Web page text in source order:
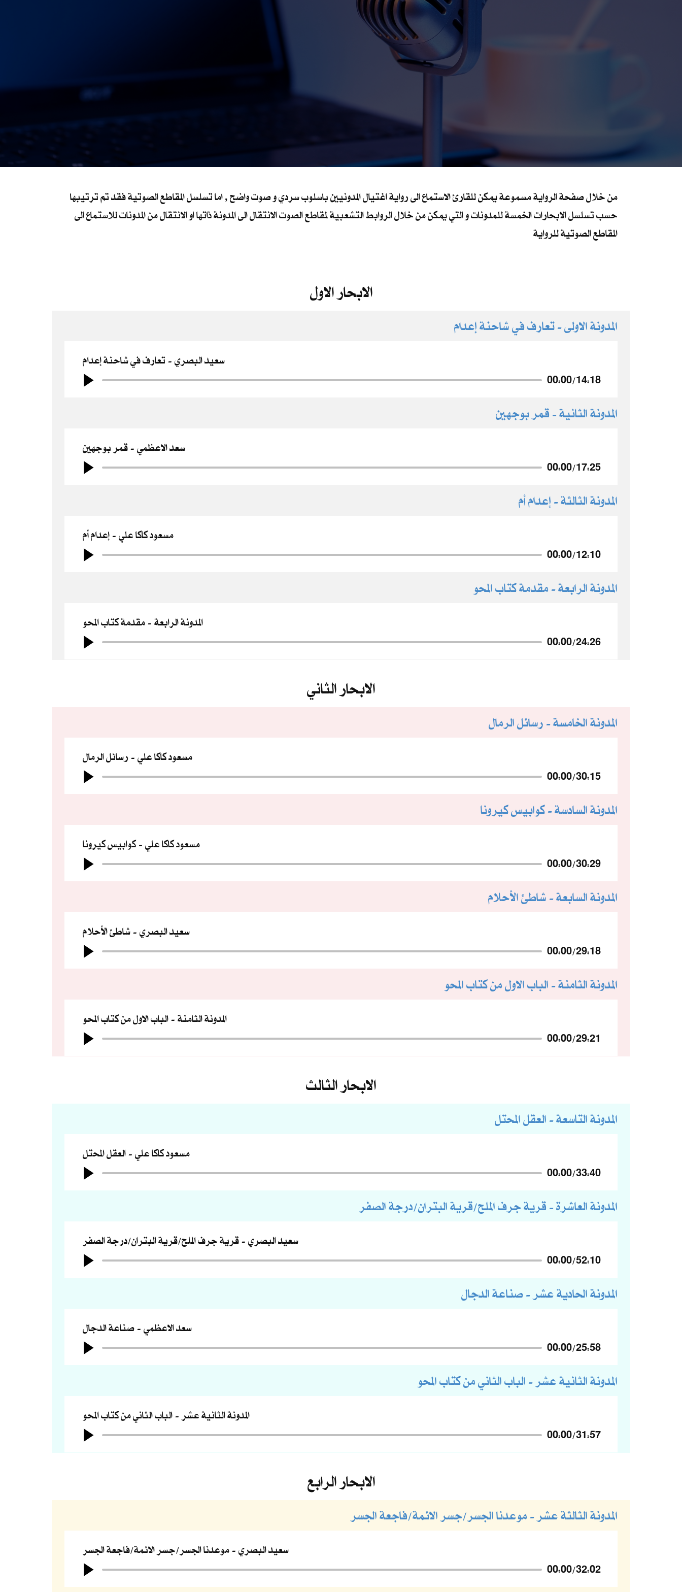
من خلال صفحة الرواية مسموعة يمكن للقارئ الاستماع الى رواية اغتيال المدونيين باسلوب سردي و صوت واضح , اما تسلسل المقاطع الصوتية فقد تم ترتيبها
حسب تسلسل الابحارات الخمسة للمدونات و التي يمكن من خلال الروابط التشعبية لمقاطع الصوت الانتقال الى المدونة ذاتها او الانتقال من المدونات للاستماع الى
المقاطع الصوتية للرواية
الابحار الاول
المدونة الاولى - تعارف في شاحنة إعدام
تعارف في شاحنة إعدام سعيد البصري
00:00/14:18
المدونة الثانية - قمر بوجهين
قمر بوجهين سعد الاعظمي
00:00/17:25
المدونة الثالثة - إعدام أم
إعدام أم مسعود كاكا علي
00:00/12:10
المدونة الرابعة - مقدمة كتاب المحو
مقدمة كتاب المحو المدونة الرابعة
00:00/24:26
الابحار الثاني
المدونة الخامسة - رسائل الرمال
رسائل الرمال مسعود كاكا علي
00:00/30:15
المدونة السادسة - كوابيس كيرونا
كوابيس كيرونا مسعود كاكا علي
00:00/30:29
المدونة السابعة - شاطئ الأحلام
شاطئ الأحلام سعيد البصري
00:00/29:18
المدونة الثامنة - الباب الاول من كتاب المحو
الباب الاول من كتاب المحو المدونة الثامنة
00:00/29:21
الابحار الثالث
المدونة التاسعة - العقل المحتل
العقل المحتل مسعود كاكا علي
00:00/33:40
المدونة العاشرة - قرية جرف الملح/قرية البتران/درجة الصفر
قرية جرف الملح/قرية البتران/درجة الصفر سعيد البصري
00:00/52:10
المدونة الحادية عشر - صناعة الدجال
صناعة الدجال سعد الاعظمي
00:00/25:58
المدونة الثانية عشر - الباب الثاني من كتاب المحو
الباب الثاني من كتاب المحو المدونة الثانية عشر
00:00/31:57
الابحار الرابع
المدونة الثالثة عشر - موعدنا الجسر/جسر الائمة/فاجعة الجسر
موعدنا الجسر/جسر الائمة/فاجعة الجسر سعيد البصري
00:00/32:02